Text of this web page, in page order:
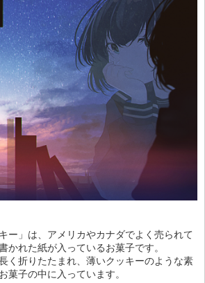
ー」は、アメリカやカナダでよく売られて
かれた紙が入っているお菓子です。
く折りたたまれ、薄いクッキーのような素
菓子の中に入っています。